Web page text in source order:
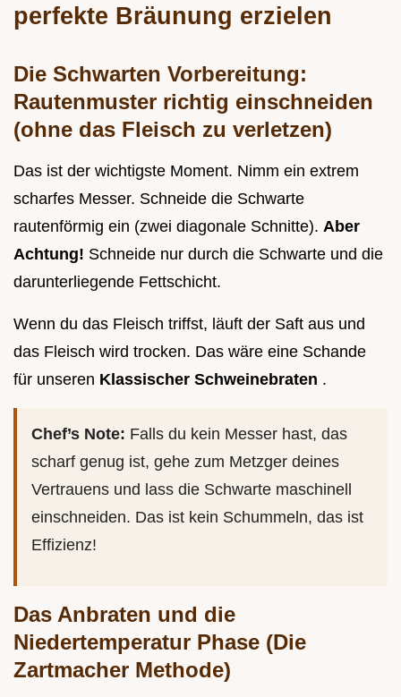
perfekte Bräunung erzielen
Die Schwarten Vorbereitung:
Rautenmuster richtig einschneiden
(ohne das Fleisch zu verletzen)
Das ist der wichtigste Moment. Nimm ein extrem
scharfes Messer. Schneide die Schwarte
rautenförmig ein (zwei diagonale Schnitte). Aber
Achtung! Schneide nur durch die Schwarte und die
darunterliegende Fettschicht.
Wenn du das Fleisch triffst, läuft der Saft aus und
das Fleisch wird trocken. Das wäre eine Schande
für unseren Klassischer Schweinebraten .
Chef’s Note: Falls du kein Messer hast, das
scharf genug ist, gehe zum Metzger deines
Vertrauens und lass die Schwarte maschinell
einschneiden. Das ist kein Schummeln, das ist
Effizienz!
Das Anbraten und die
Niedertemperatur Phase (Die
Zartmacher Methode)